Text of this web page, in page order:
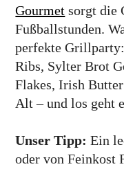
Gourmet sorgt die
Fußballstunden.
perfekte
Ribs, Sylter Brot
Flakes, Irish
Alt – und los geht
Unser Tipp: Ein
oder von Feinkost